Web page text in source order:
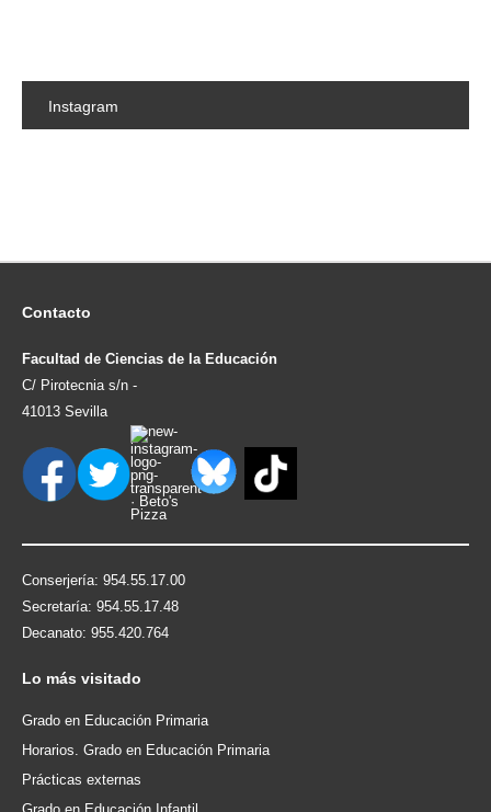
Instagram
Contacto
Facultad de Ciencias de la Educación
C/ Pirotecnia s/n -
41013 Sevilla
Conserjería: 954.55.17.00
Secretaría: 954.55.17.48
Decanato: 955.420.764
Lo más visitado
Grado en Educación Primaria
Horarios. Grado en Educación Primaria
Prácticas externas